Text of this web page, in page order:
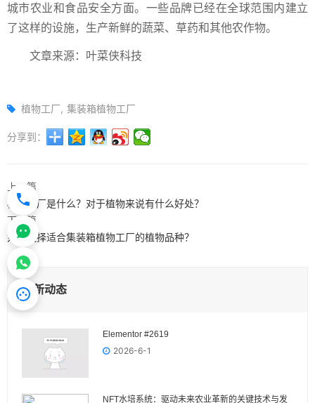
城市农业和食品安全方面。一些品牌已经在全球范围内建立
了这样的设施，生产新鲜的蔬菜、草药和其他农作物。
文章来源：叶菜侠科技
植物工厂 集装箱植物工厂
分享到：
上一篇
植物工厂是什么？对于植物来说有什么好处？
下一篇
如何选择适合集装箱植物工厂的植物品种？
最新动态
Elementor #2619
2026-6-1
NFT水培系统：驱动未来农业革新的关键技术与发